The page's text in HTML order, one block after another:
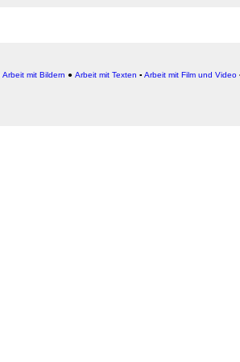
Arbeit mit Bildern ● Arbeit mit Texten ▪ Arbeit mit Film und Video